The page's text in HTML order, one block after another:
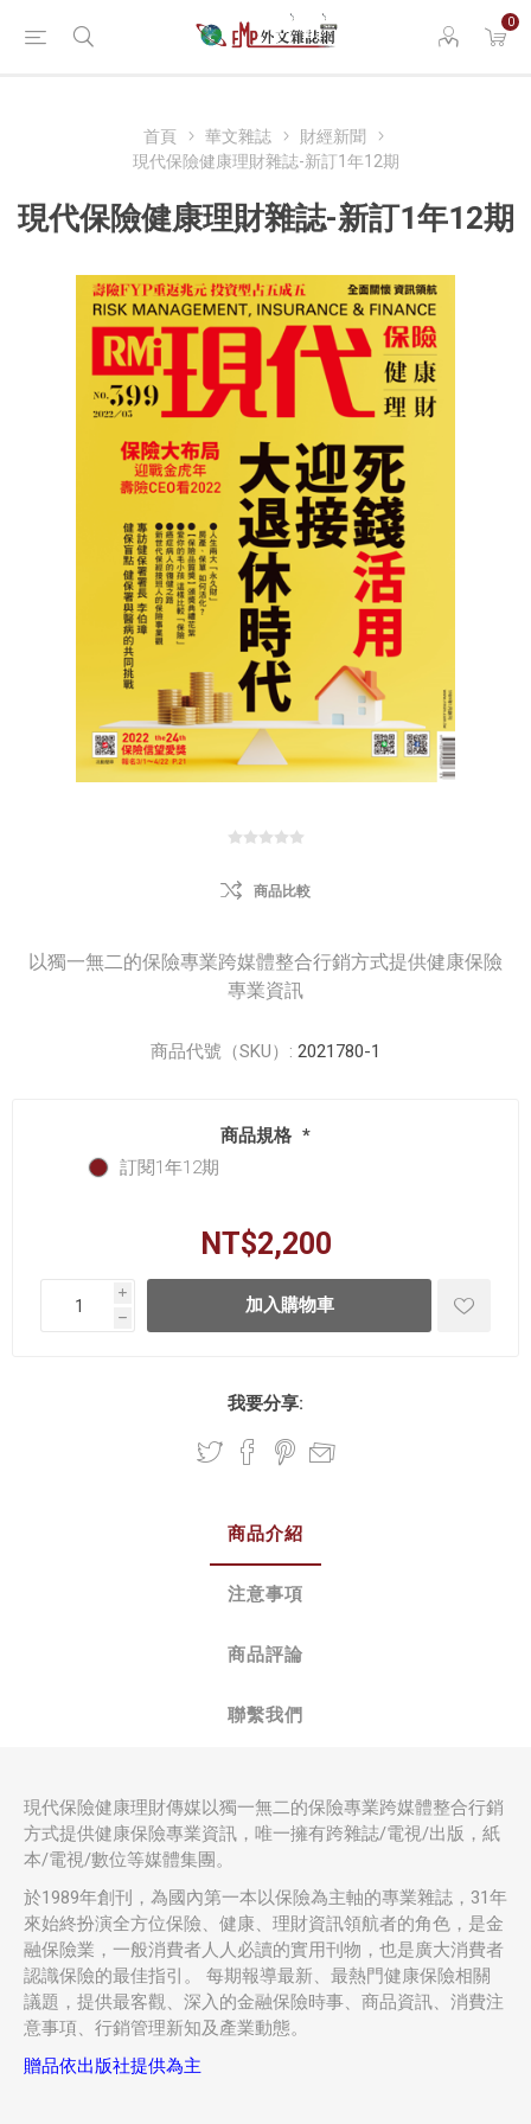
0
首頁 華文雜誌
財經新聞
現代保險健康理財雜誌-新訂1年12期
現代保險健康理財雜誌-新訂1年12期
商品比較
以獨一無二的保險專業跨媒體整合行銷方式提供健康保險
專業資訊
商品代號（SKU）: 2021780-1
商品規格 *
訂閱1年12期
NT$2,200
i
h
我要分享:
商品介紹
注意事項
商品評論
聯繫我們
現代保險健康理財傳媒以獨一無二的保險專業跨媒體整合行銷
方式提供健康保險專業資訊，唯一擁有跨雜誌/電視/出版，紙
本/電視/數位等媒體集團。
於1989年創刊，為國內第一本以保險為主軸的專業雜誌，31年
來始終扮演全方位保險、健康、理財資訊領航者的角色，是金
融保險業，一般消費者人人必讀的實用刊物，也是廣大消費者
認識保險的最佳指引。 每期報導最新、最熱門健康保險相關
議題，提供最客觀、深入的金融保險時事、商品資訊、消費注
意事項、行銷管理新知及產業動態。
贈品依出版社提供為主